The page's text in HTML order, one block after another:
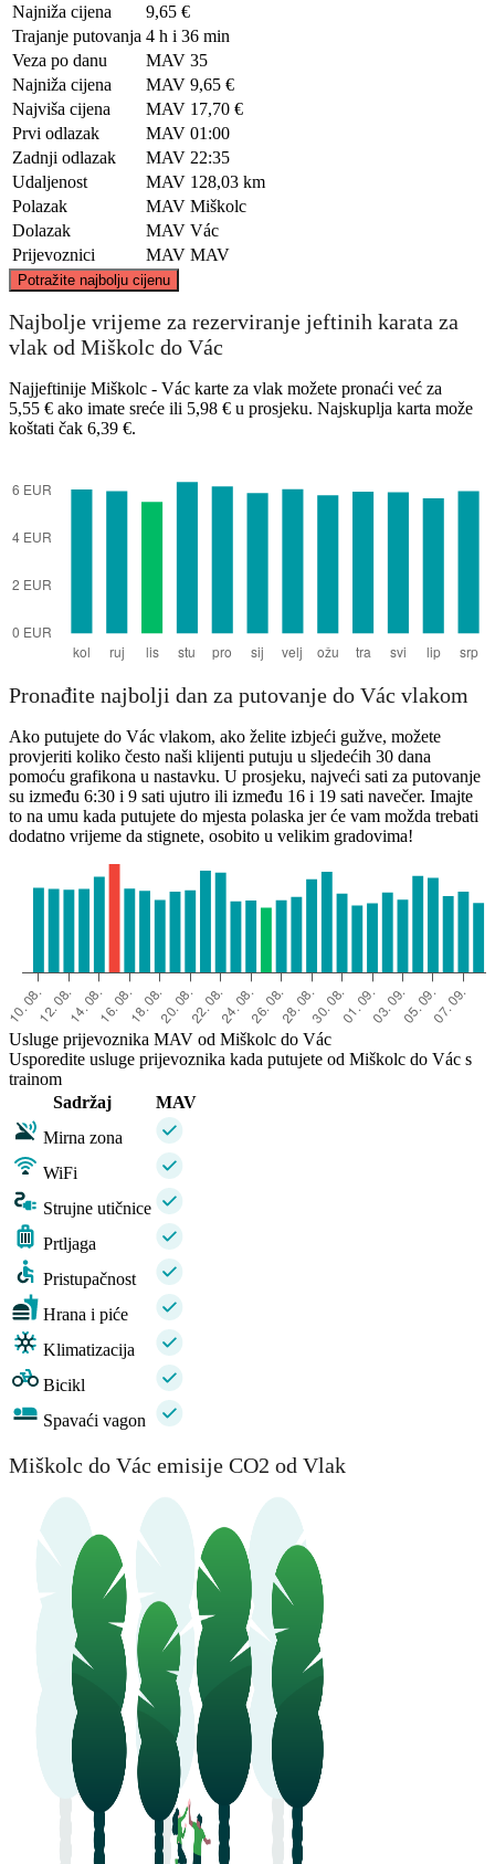
Najniža cijena
9,65 €
Trajanje putovanja 4 h i 36 min
Veza po danu
MAV 35
Najniža cijena
MAV 9,65 €
Najviša cijena
MAV 17,70 €
Prvi odlazak
MAV 01:00
Zadnji odlazak
MAV 22:35
Udaljenost
MAV 128,03 km
Polazak
MAV Miškolc
Dolazak
MAV Vác
Prijevoznici
MAV MAV
Potražite najbolju cijenu
Najbolje vrijeme za rezerviranje jeftinih karata za
vlak od Miškolc do Vác
Najjeftinije Miškolc - Vác karte za vlak možete pronaći već za
5,55 € ako imate sreće ili 5,98 € u prosjeku. Najskuplja karta može
koštati čak 6,39 €.
Pronađite najbolji dan za putovanje do Vác vlakom
Ako putujete do Vác vlakom, ako želite izbjeći gužve, možete
provjeriti koliko često naši klijenti putuju u sljedećih 30 dana
pomoću grafikona u nastavku. U prosjeku, najveći sati za putovanje
su između 6:30 i 9 sati ujutro ili između 16 i 19 sati navečer. Imajte
to na umu kada putujete do mjesta polaska jer će vam možda trebati
dodatno vrijeme da stignete, osobito u velikim gradovima!
Usluge prijevoznika MAV od Miškolc do Vác
Usporedite usluge prijevoznika kada putujete od Miškolc do Vác s
trainom
Sadržaj
MAV
Mirna zona
WiFi
Strujne utičnice
Prtljaga
Pristupačnost
Hrana i piće
Klimatizacija
Bicikl
Spavaći vagon
Miškolc do Vác emisije CO2 od Vlak